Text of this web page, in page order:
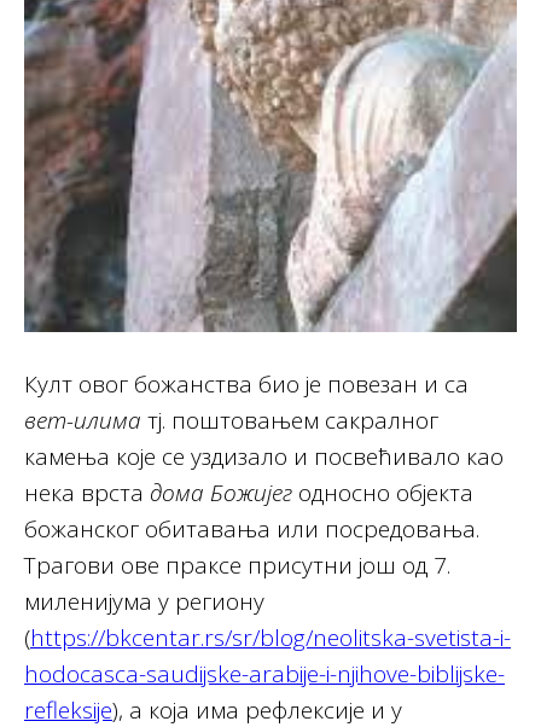
Култ овог божанства био је повезан и са
вет-илима тј. поштовањем сакралног
камења које се уздизало и посвећивало као
нека врста дома Божијег односно објекта
божанског обитавања или посредовања.
Трагови ове праксе присутни још од 7.
миленијума у региону
(https://bkcentar.rs/sr/blog/neolitska-svetista-i-
hodocasca-saudijske-arabije-i-njihove-biblijske-
refleksije), а која има рефлексије и у